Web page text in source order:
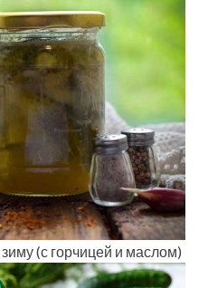
(с горчицей и маслом)